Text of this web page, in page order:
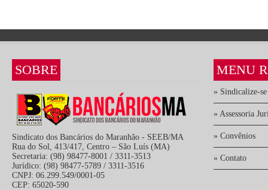
SOBRE
Sindicato dos Bancários do Maranhão - SEEB/MA
Rua do Sol, 413/417, Centro – São Luís (MA)
Secretaria: (98) 98477-8001 / 3311-3513
Jurídico: (98) 98477-5789 / 3311-3516
CNPJ: 06.299.549/0001-05
CEP: 65020-590
MENU
» Sindicalize-se
» Assessoria
» Convênios
» Contato